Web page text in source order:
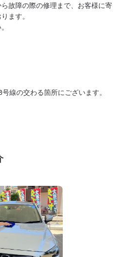
故障の際の修理まで、お客様に寄
ます。
線の交わる箇所にございます。